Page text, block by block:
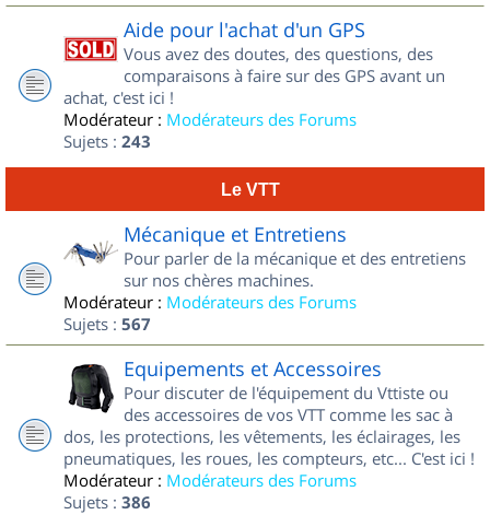
Aide pour l'achat d'un GPS
Vous avez des doutes, des questions, des
comparaisons à faire sur des GPS avant un
achat, c'est ici !
Modérateur : Modérateurs des Forums
Sujets : 243
Le VTT
Mécanique et Entretiens
Pour parler de la mécanique et des entretiens
sur nos chères machines.
Modérateur : Modérateurs des Forums
Sujets : 567
Equipements et Accessoires
Pour discuter de l'équipement du Vttiste ou
des accessoires de vos VTT comme les sac à
dos, les protections, les vêtements, les éclairages, les
pneumatiques, les roues, les compteurs, etc... C'est ici !
Modérateur : Modérateurs des Forums
Sujets : 386